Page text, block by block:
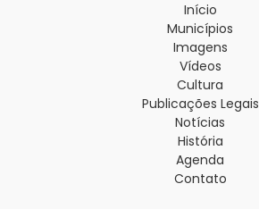
Início
Municípios
Imagens
Vídeos
Cultura
Publicações Legais
Notícias
História
Agenda
Contato